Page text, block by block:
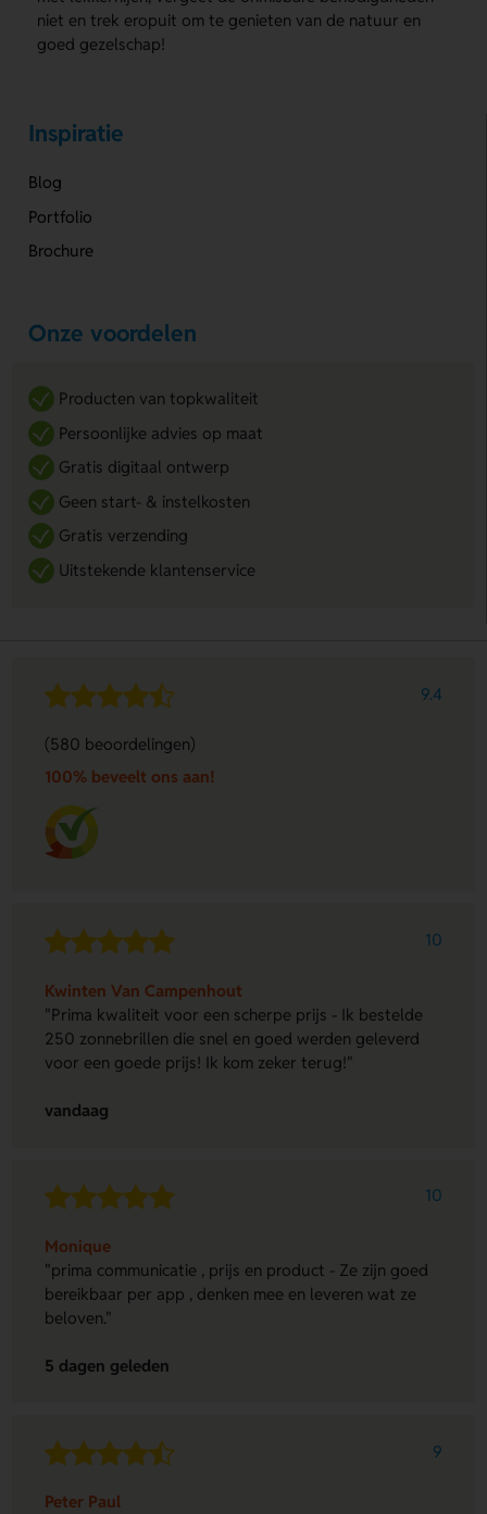
niet en trek eropuit om te genieten van de natuur en
goed gezelschap!
Inspiratie
Blog
Portfolio
Brochure
Onze voordelen
Producten van topkwaliteit
Persoonlijke advies op maat
Gratis digitaal ontwerp
Geen start- & instelkosten
Gratis verzending
Uitstekende klantenservice
9.4
(580 beoordelingen)
100% beveelt ons aan!
10
Kwinten Van Campenhout
"Prima kwaliteit voor een scherpe prijs - Ik bestelde
250 zonnebrillen die snel en goed werden geleverd
voor een goede prijs! Ik kom zeker terug!"
vandaag
10
Monique
"prima communicatie , prijs en product - Ze zijn goed
bereikbaar per app , denken mee en leveren wat ze
beloven."
5 dagen geleden
9
Peter Paul